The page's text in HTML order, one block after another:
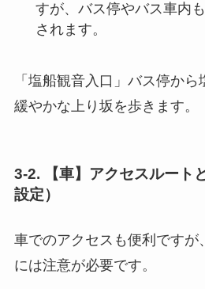
すが、バス停やバス車内
されます。
「塩船観音入口」バス停から
緩やかな上り坂を歩きます。
3-2. 【車】アクセスルート
設定）
車でのアクセスも便利ですが
には注意が必要です。